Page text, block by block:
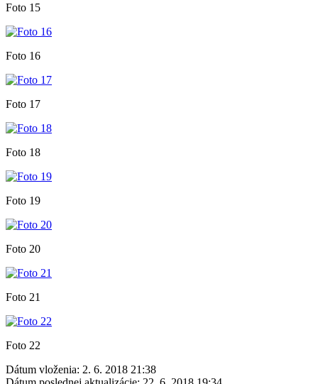
Foto 15
Foto 16
Foto 17
Foto 18
Foto 19
Foto 20
Foto 21
Foto 22
Dátum vloženia: 2. 6. 2018 21:38